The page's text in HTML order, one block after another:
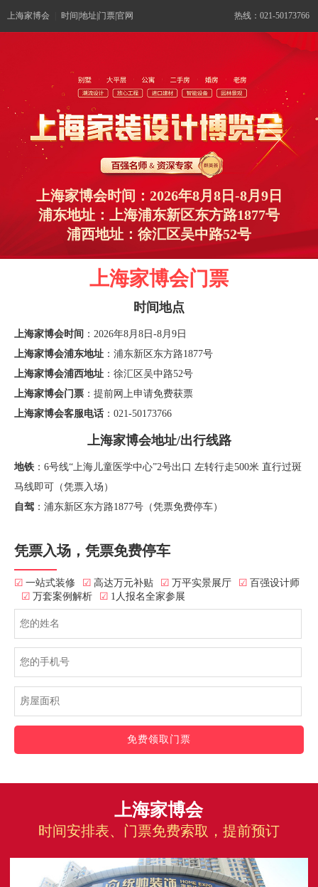
上海家博会 时间|地址|门票|官网 热线：021-50173766
上海家博会时间：2026年8月8日-8月9日
浦东地址：上海浦东新区东方路1877号
浦西地址：徐汇区吴中路52号
上海家博会门票
时间地点
上海家博会时间 ：2026年8月8日-8月9日
上海家博会浦东地址 ：浦东新区东方路1877号
上海家博会浦西地址 ：徐汇区吴中路52号
上海家博会门票 ：提前网上申请免费获票
上海家博会客服电话 ：021-50173766
上海家博会地址/出行线路
地铁 ：6号线“上海儿童医学中心”2号出口 左转行走500米 直行过斑
马线即可（凭票入场）
自驾 ：浦东新区东方路1877号（凭票免费停车）
凭票入场，凭票免费停车
☑ 一站式装修 ☑ 高达万元补贴 ☑ 万平实景展厅 ☑ 百强设计师
☑ 万套案例解析 ☑ 1人报名全家参展
免费领取门票
上海家博会
时间安排表、门票免费索取，提前预订